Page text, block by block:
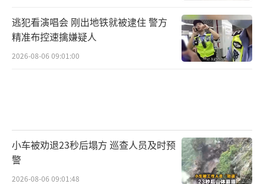
逃犯看演唱会 刚出地铁就被逮住 警方
精准布控速擒嫌疑人
2026-08-06 09:01:00
小车被劝退23秒后塌方 巡查人员及时预
警
2026-08-06 09:01:48